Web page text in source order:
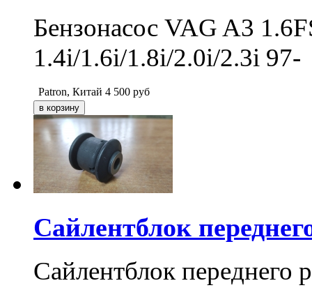
Бензонасос VAG A3
1.4i/1.6i/1.8i/2.0i/2.3i 97-
Patron, Китай 4 500 руб
Сайлентблок
Сайлентблок переднего